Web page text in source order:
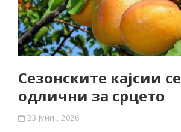
Сезонските кајсии се
одлични за срцето
23 јуни , 2026